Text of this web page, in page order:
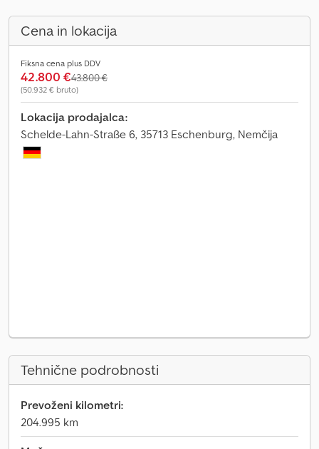
Cena in lokacija
Fiksna cena plus DDV
42.800 €43.800 €
(50.932 € bruto)
Lokacija prodajalca:
Schelde-Lahn-Straße 6, 35713 Eschenburg, Nemčija
Tehnične podrobnosti
Prevoženi kilometri:
204.995 km